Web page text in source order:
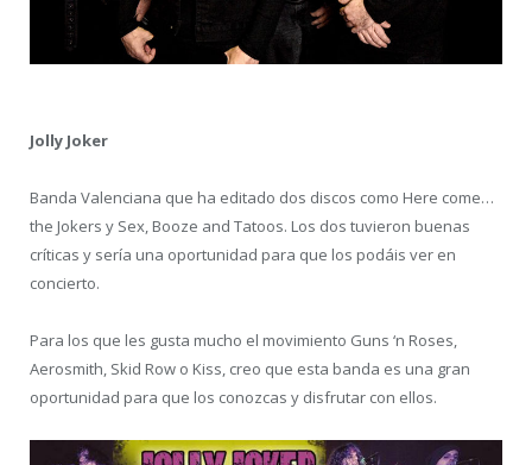
Jolly Joker
Banda Valenciana que ha editado dos discos como Here come…
the Jokers y Sex, Booze and Tatoos. Los dos tuvieron buenas
críticas y sería una oportunidad para que los podáis ver en
concierto.
Para los que les gusta mucho el movimiento Guns ‘n Roses,
Aerosmith, Skid Row o Kiss, creo que esta banda es una gran
oportunidad para que los conozcas y disfrutar con ellos.